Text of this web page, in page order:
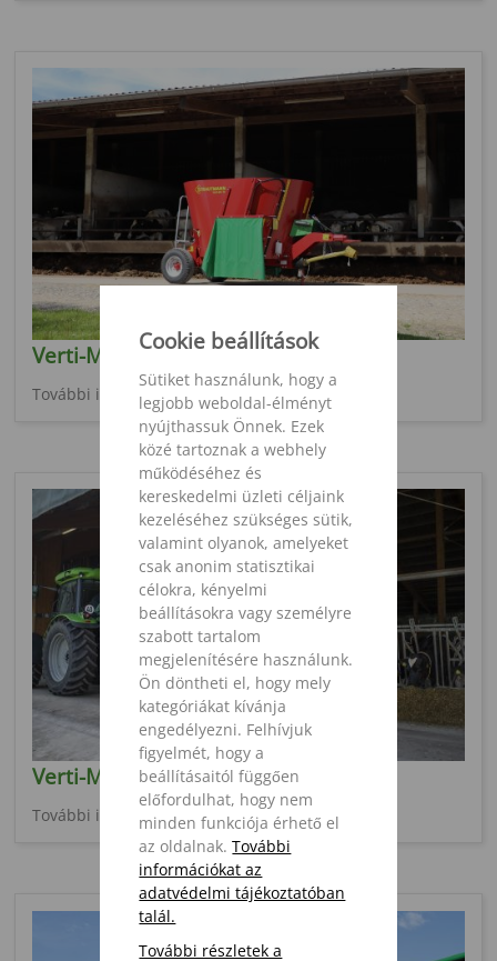
Cookie beállítások
Sütiket használunk, hogy a
legjobb weboldal-élményt
nyújthassuk Önnek. Ezek
közé tartoznak a webhely
működéséhez és
kereskedelmi üzleti céljaink
kezeléséhez szükséges sütik,
valamint olyanok, amelyeket
csak anonim statisztikai
célokra, kényelmi
beállításokra vagy személyre
szabott tartalom
megjelenítésére használunk.
Ön döntheti el, hogy mely
kategóriákat kívánja
engedélyezni. Felhívjuk
figyelmét, hogy a
beállításaitól függően
előfordulhat, hogy nem
minden funkciója érhető el
az oldalnak.További
információkat az
adatvédelmi tájékoztatóban
talál.
További részletek a
Verti-Mix 40/50/70
További információ
Verti-Mix
További információ